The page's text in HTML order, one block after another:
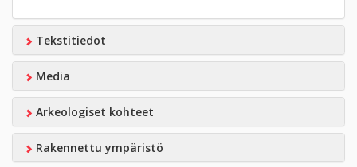
Tekstitiedot
Media
Arkeologiset kohteet
Rakennettu ympäristö